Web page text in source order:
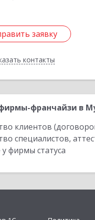
заявку
контакты
заявку
Назад
франчайзи в
клиентов
специалистов,
фирмы статуса